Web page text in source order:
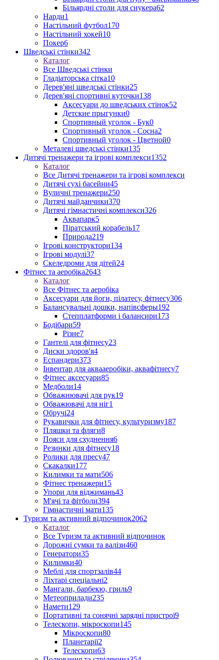
Більярдні столи для снукера62
Нарди1
Настільний футбол170
Настільний хокей10
Покер6
Шведські стінки342
Каталог
Все Шведські стінки
Гладіаторська сітка10
Дерев'яні шведські стінки25
Дерев'яні спортивні куточки138
Аксесуари до шведських стінок52
Детские прыгунки0
Спортивный уголок - Бук0
Спортивный уголок - Сосна2
Спортивный уголок - Цветной0
Металеві шведські стінки135
Дитячі тренажери та ігрові комплекси1352
Каталог
Все Дитячі тренажери та ігрові комплекси
Дитячі сухі басейни45
Вуличні тренажери250
Дитячі майданчики370
Дитячі гімнастичні комплекси326
Аквапарк5
Піратський корабель17
Природа219
Ігрові конструктори134
Ігрові модулі37
Скеледроми для дітей24
Фітнес та аеробіка2643
Каталог
Все Фітнес та аеробіка
Аксесуари для йоги, пілатесу, фітнесу306
Балансувальні дошки, напівсферы192
Степплатформи і балансири173
Бодібари59
Різне7
Гантелі для фітнесу23
Диски здоров'я4
Еспандери373
Інвентар для аквааеробіки, аквафітнесу7
Фітнес аксесуари85
Медболи14
Обважнювачі для рук19
Обважювачі для ніг1
Обручі24
Рукавички для фітнесу, культуризму187
Пляшки та фляги8
Пояси для схуднення6
Резинки для фітнесу18
Ролики для пресу47
Скакалки177
Килимки та мати506
Фітнес тренажери15
Упори для віджимань43
М'ячі та фітболи394
Гімнастичні мати135
Туризм та активний відпочинок2062
Каталог
Все Туризм та активний відпочинок
Дорожні сумки та валізи460
Генератори35
Килимки40
Меблі для спортзалів44
Ліхтарі спеціальні2
Мангали, барбекю, гриль9
Метеоприлади235
Намети129
Портативні та сонячні зарядні пристрої9
Телескопи, мікроскопи145
Мікроскопи80
Планетарії2
Телескопи63